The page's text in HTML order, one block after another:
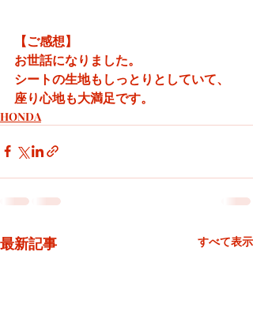
【ご感想】
お世話になりました。
シートの生地もしっとりとしていて、
座り心地も大満足です。
HONDA
最新記事 すべて表示